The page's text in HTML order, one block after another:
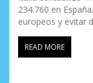
234.760 en
europeos y evitar
READ MORE